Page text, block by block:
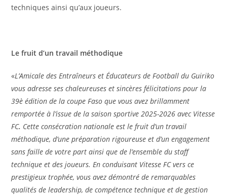
techniques ainsi qu’aux joueurs.
Le fruit d’un travail méthodique
«L’Amicale des Entraîneurs et Éducateurs de Football du Guiriko
vous adresse ses chaleureuses et sincères félicitations pour la
39è édition de la coupe Faso que vous avez brillamment
remportée à l’issue de la saison sportive 2025-2026 avec Vitesse
FC. Cette consécration nationale est le fruit d’un travail
méthodique, d’une préparation rigoureuse et d’un engagement
sans faille de votre part ainsi que de l’ensemble du staff
technique et des joueurs. En conduisant Vitesse FC vers ce
prestigieux trophée, vous avez démontré de remarquables
qualités de leadership, de compétence technique et de gestion